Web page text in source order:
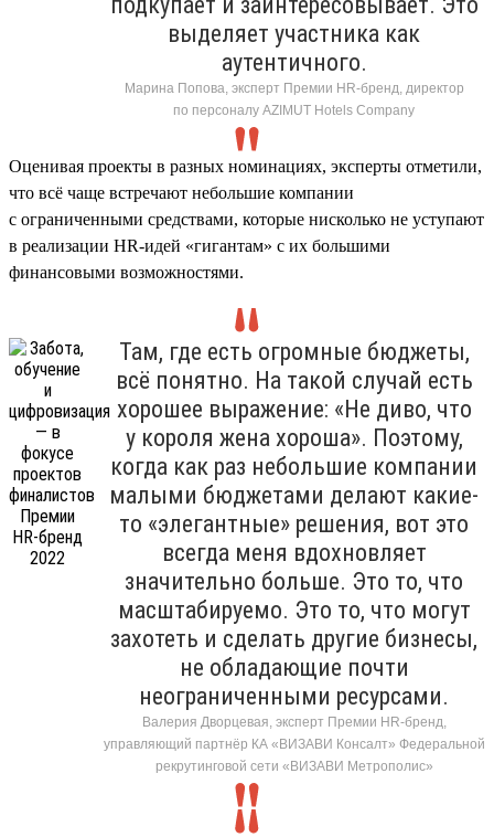
выделяет участника как
аутентичного.
Марина Попова, эксперт Премии HR-бренд, директор
по персоналу AZIMUT Hotels Company
Оценивая проекты в разных номинациях, эксперты отметили,
что всё чаще встречают небольшие компании
с ограниченными средствами, которые нисколько не уступают
в реализации HR-идей «гигантам» с их большими
финансовыми возможностями.
Там, где есть огромные бюджеты,
всё понятно. На такой случай есть
хорошее выражение: «Не диво, что
у короля жена хороша». Поэтому,
когда как раз небольшие компании
малыми бюджетами делают какие-
то «элегантные» решения, вот это
всегда меня вдохновляет
значительно больше. Это то, что
масштабируемо. Это то, что могут
захотеть и сделать другие бизнесы,
не обладающие почти
неограниченными ресурсами.
Валерия Дворцевая, эксперт Премии HR-бренд,
управляющий партнёр КА «ВИЗАВИ Консалт» Федеральной
рекрутинговой сети «ВИЗАВИ Метрополис»